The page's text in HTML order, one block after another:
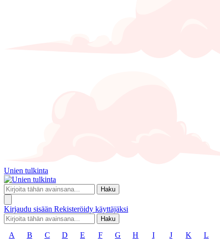
Unien tulkinta
Haku
Kirjaudu sisään Rekisteröidy käyttäjäksi
Haku
A B C D E F G H I J K L